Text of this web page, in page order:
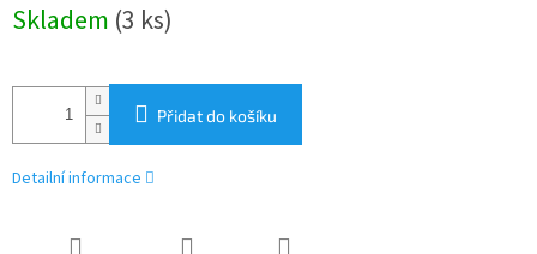
cena:
Skladem (3 ks)
Přidat do košíku
Detailní informace